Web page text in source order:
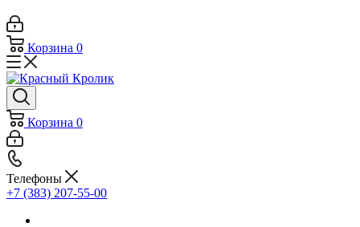
Корзина 0
Корзина 0
Телефоны
+7 (383) 207-55-00